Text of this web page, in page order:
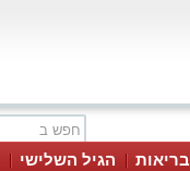
בריאות הגיל השלישי